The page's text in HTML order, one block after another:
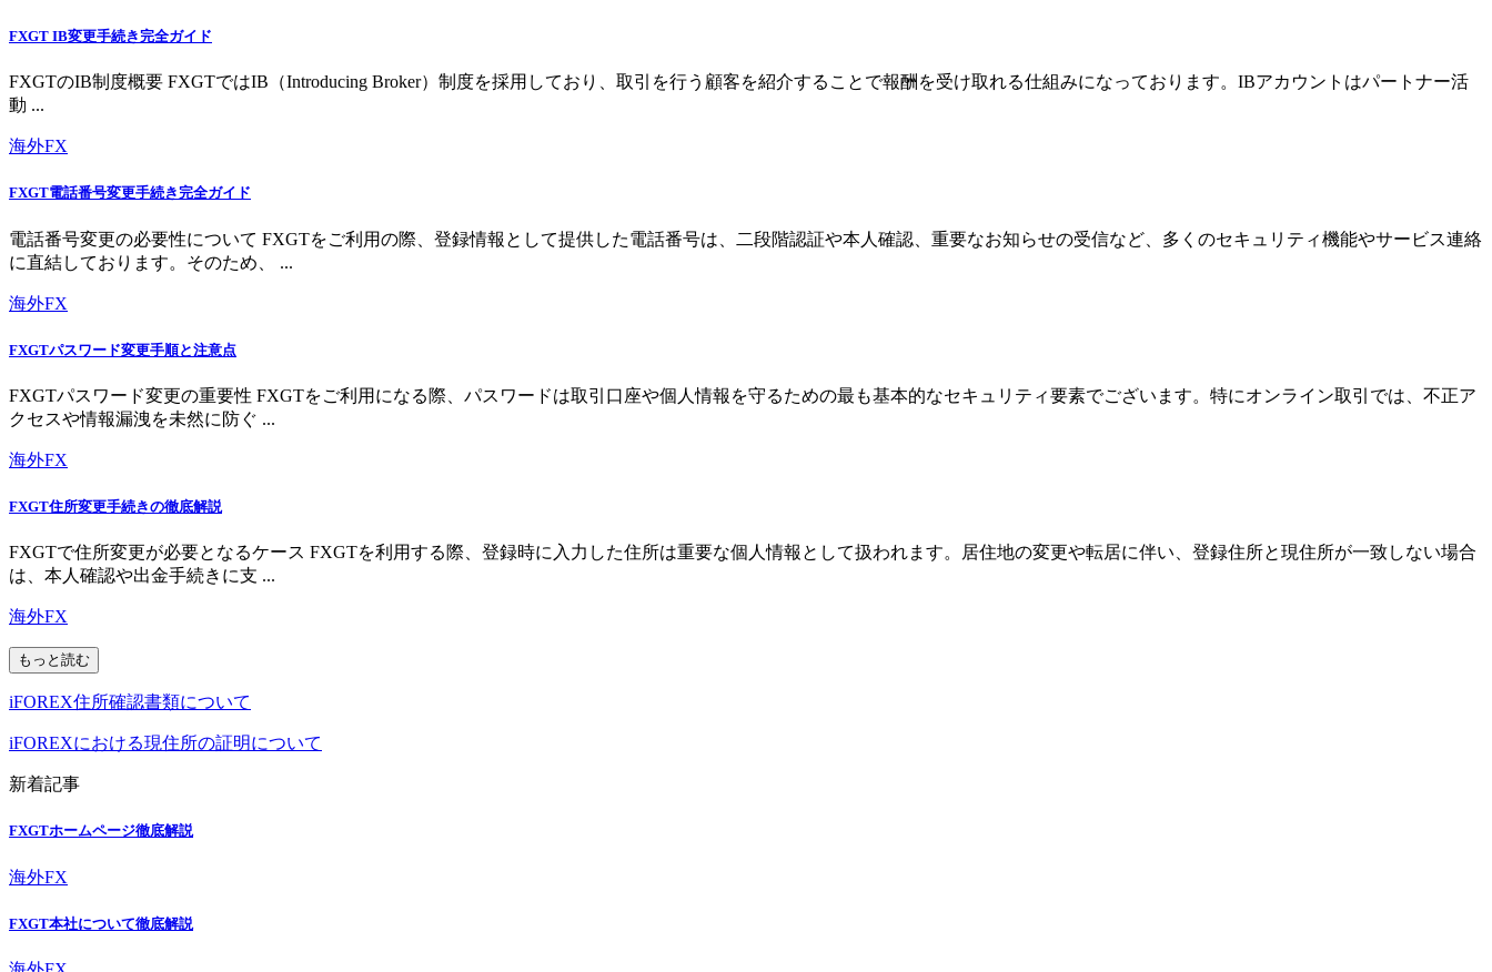
FXGT IB変更手続き完全ガイド
FXGTのIB制度概要 FXGTではIB（Introducing Broker）制度を採用しており、取引を行う顧客を紹介することで報酬を受け取れる仕組みになっております。IBアカウントはパートナー活
動 ...
海外FX
FXGT電話番号変更手続き完全ガイド
電話番号変更の必要性について FXGTをご利用の際、登録情報として提供した電話番号は、二段階認証や本人確認、重要なお知らせの受信など、多くのセキュリティ機能やサービス連絡
に直結しております。そのため、 ...
海外FX
FXGTパスワード変更手順と注意点
FXGTパスワード変更の重要性 FXGTをご利用になる際、パスワードは取引口座や個人情報を守るための最も基本的なセキュリティ要素でございます。特にオンライン取引では、不正ア
クセスや情報漏洩を未然に防ぐ ...
海外FX
FXGT住所変更手続きの徹底解説
FXGTで住所変更が必要となるケース FXGTを利用する際、登録時に入力した住所は重要な個人情報として扱われます。居住地の変更や転居に伴い、登録住所と現住所が一致しない場合
は、本人確認や出金手続きに支 ...
海外FX
もっと読む
iFOREX住所確認書類について
iFOREXにおける現住所の証明について
新着記事
FXGTホームページ徹底解説
海外FX
FXGT本社について徹底解説